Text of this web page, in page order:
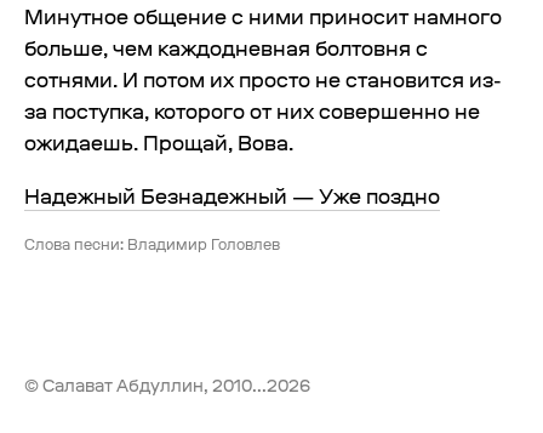
Минутное общение с ними приносит намного
больше, чем каждодневная болтовня с
сотнями. И потом их просто не становится из-
за поступка, которого от них совершенно не
ожидаешь. Прощай, Вова.
Надежный Безнадежный — Уже поздно
Слова песни: Владимир Головлев
© Салават Абдуллин, 2010...2026